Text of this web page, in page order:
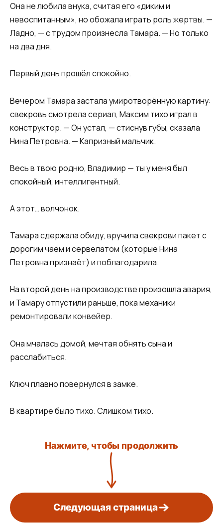
Она не любила внука, считая его «диким и
невоспитанным», но обожала играть роль жертвы. —
Ладно, — с трудом произнесла Тамара. — Но только
на два дня.
Первый день прошёл спокойно.
Вечером Тамара застала умиротворённую картину:
свекровь смотрела сериал, Максим тихо играл в
конструктор. — Он устал, — стиснув губы, сказала
Нина Петровна. — Капризный мальчик.
Весь в твою родню, Владимир — ты у меня был
спокойный, интеллигентный.
А этот… волчонок.
Тамара сдержала обиду, вручила свекрови пакет с
дорогим чаем и сервелатом (которые Нина
Петровна признаёт) и поблагодарила.
На второй день на производстве произошла авария,
и Тамару отпустили раньше, пока механики
ремонтировали конвейер.
Она мчалась домой, мечтая обнять сына и
расслабиться.
Ключ плавно повернулся в замке.
В квартире было тихо. Слишком тихо.
Нажмите, чтобы продолжить
Следующая страница